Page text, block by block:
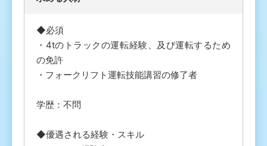
◆必須
・4tのトラックの運転経験、及び運転するため
の免許
・フォークリフト運転技能講習の修了者
学歴：不問
◆優遇される経験・スキル